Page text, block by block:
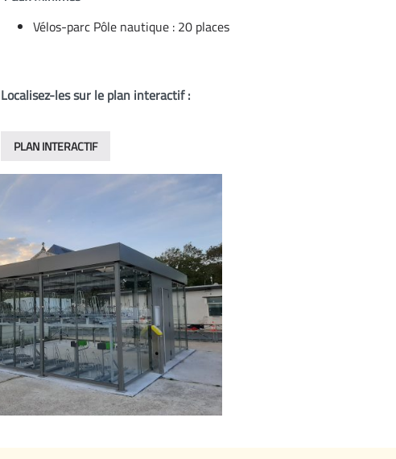
Vélos-parc Pôle nautique : 20 places
Localisez-les sur le plan interactif :
PLAN INTERACTIF